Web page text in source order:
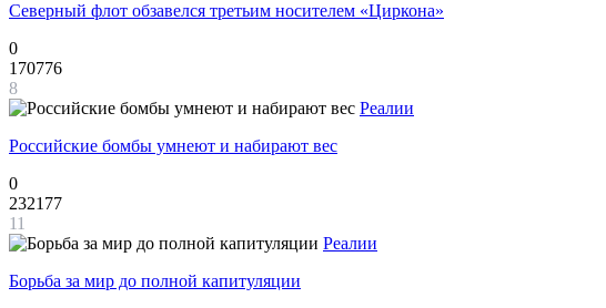
Северный флот обзавелся третьим носителем «Циркона»
0
170776
8
Реалии
Российские бомбы умнеют и набирают вес
0
232177
11
Реалии
Борьба за мир до полной капитуляции